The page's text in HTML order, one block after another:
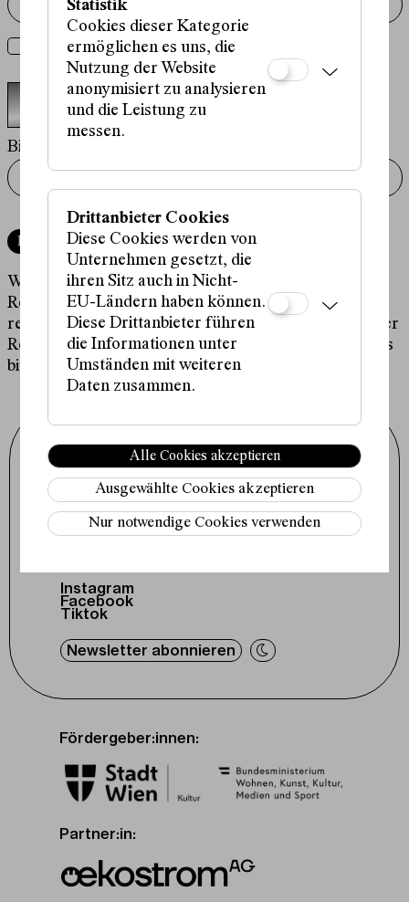
NewsletterNewsletter abonnieren
Audio Player
Bitte hier die Zeichenfolge eingeben
Reservieren
Wir bitte um Verständnis, dass wir pro
Reservierungsvorgang nur maximal 4 Karten
reservieren können. Für Gruppenreservierungen oder
Reservierungen für Schulkassen kontaktieren Sie uns
bitte via Email unterkarten@schauspielhaus.at
Schauspielhaus Wien GmbH
Porzellangasse 19
1090 Wien
+43 1 317 01 01
office@schauspielhaus.at
Impressum / Datenschutz
Instagram
Facebook
Tiktok
Newsletter abonnieren
Fördergeber:innen:
Partner:in:
Statistik
Cookies dieser Kategorie
ermöglichen es uns, die
Nutzung der Website
anonymisiert zu analysieren
und die Leistung zu
messen.
Drittanbieter Cookies
Diese Cookies werden von
Unternehmen gesetzt, die
ihren Sitz auch in Nicht-
EU-Ländern haben können.
Diese Drittanbieter führen
die Informationen unter
Umständen mit weiteren
Daten zusammen.
Alle Cookies akzeptieren
Ausgewählte Cookies akzeptieren
Nur notwendige Cookies verwenden